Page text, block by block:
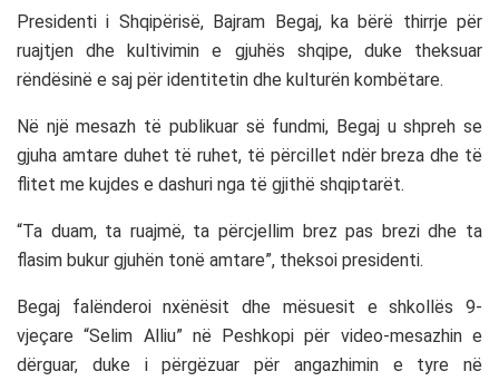
Presidenti i Shqipërisë, Bajram Begaj, ka bërë thirrje për
ruajtjen dhe kultivimin e gjuhës shqipe, duke theksuar
rëndësinë e saj për identitetin dhe kulturën kombëtare.
Në një mesazh të publikuar së fundmi, Begaj u shpreh se
gjuha amtare duhet të ruhet, të përcillet ndër breza dhe të
flitet me kujdes e dashuri nga të gjithë shqiptarët.
“Ta duam, ta ruajmë, ta përcjellim brez pas brezi dhe ta
flasim bukur gjuhën tonë amtare”, theksoi presidenti.
Begaj falënderoi nxënësit dhe mësuesit e shkollës 9-
vjeçare “Selim Alliu” në Peshkopi për video-mesazhin e
dërguar, duke i përgëzuar për angazhimin e tyre në